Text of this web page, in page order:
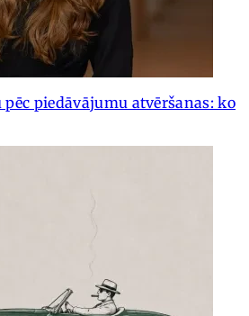
piedāvājumu atvēršanas: ko